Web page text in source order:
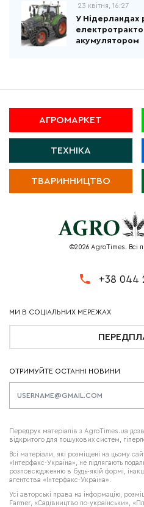
23 квітня, 16:27
У Нідерландах
акумулятором
АГРОМАРКЕТ
ТЕХНІКА
ТВАРИННИЦТВО
©2026 AgroTimes. Всі
+38 044
ОТРИМУЙТЕ ОСТАННІ НОВИНИ
Передрук матеріалів з AgroTimes.ua
відкритого для пошукових систем,
Всі матеріали, які розміщені на цьому
«Інтерфакс-Україна», не підлягають
розповсюдженню в будь-якій формі,
агентства «Інтерфакс-Україна».
Усі авторські права на інформацію,
Farmer, «Садівництво по-українськи»,